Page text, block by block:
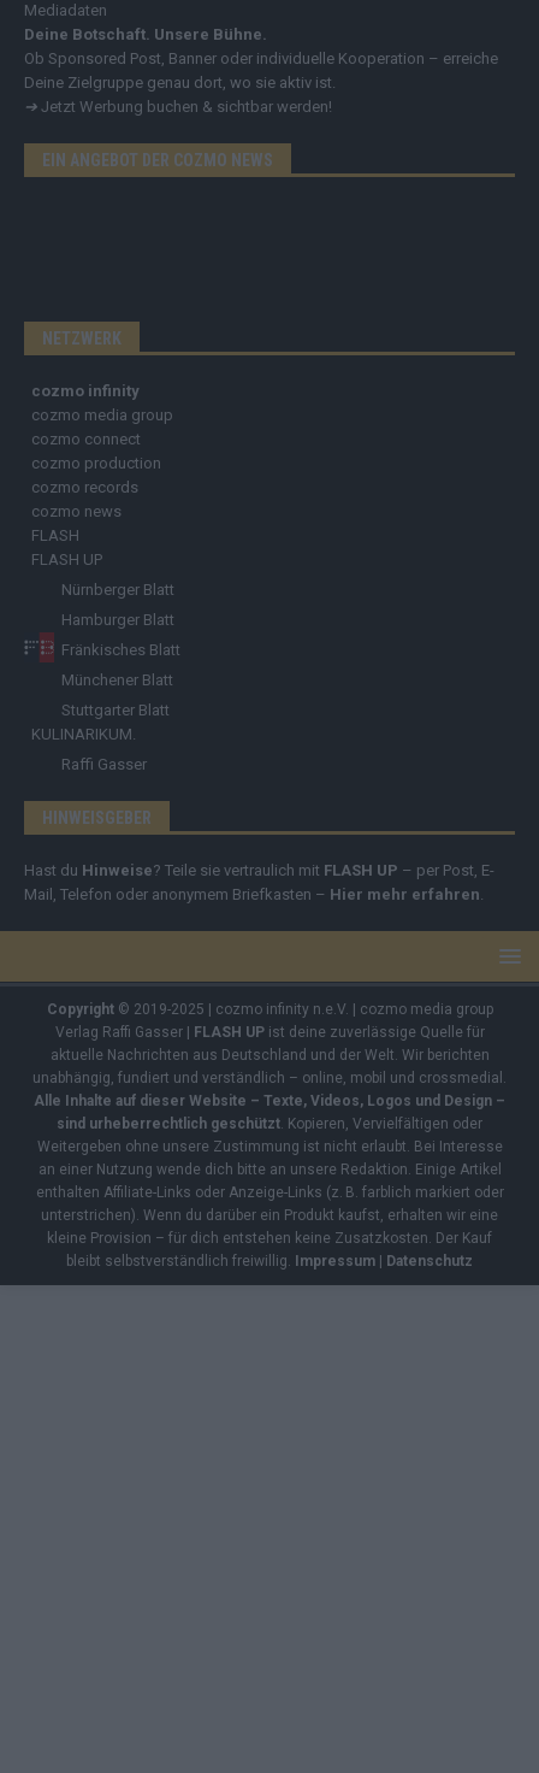
Mediadaten
Deine Botschaft. Unsere Bühne.
Ob Sponsored Post, Banner oder individuelle Kooperation – erreiche
Deine Zielgruppe genau dort, wo sie aktiv ist.
➔ Jetzt Werbung buchen & sichtbar werden!
EIN ANGEBOT DER COZMO NEWS
NETZWERK
cozmo infinity
cozmo media group
cozmo connect
cozmo production
cozmo records
cozmo news
FLASH
FLASH UP
Nürnberger Blatt
Hamburger Blatt
Fränkisches Blatt
Münchener Blatt
Stuttgarter Blatt
KULINARIKUM.
Raffi Gasser
HINWEISGEBER
Hast du Hinweise? Teile sie vertraulich mit FLASH UP – per Post, E-
Mail, Telefon oder anonymem Briefkasten – Hier mehr erfahren.
Copyright© 2019-2025 | cozmo infinity n.e.V. | cozmo media group
Verlag Raffi Gasser |
FLASH UPist deine zuverlässige Quelle für
aktuelle Nachrichten aus Deutschland und der Welt. Wir berichten
unabhängig, fundiert und verständlich – online, mobil und crossmedial.
Alle Inhalte auf dieser Website – Texte, Videos, Logos und Design –
sind urheberrechtlich geschützt. Kopieren, Vervielfältigen oder
Weitergeben ohne unsere Zustimmung ist nicht erlaubt. Bei Interesse
an einer Nutzung wende dich bitte an unsere Redaktion. Einige Artikel
enthalten Affiliate-Links oder Anzeige-Links (z. B. farblich markiert oder
unterstrichen). Wenn du darüber ein Produkt kaufst, erhalten wir eine
kleine Provision – für dich entstehen keine Zusatzkosten. Der Kauf
bleibt selbstverständlich freiwillig.
Impressum Datenschutz